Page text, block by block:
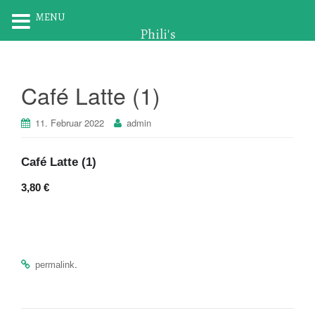
Café Latte (1)
11. Februar 2022 admin
Café Latte (1)
3,80 €
permalink
MENU
Phili's